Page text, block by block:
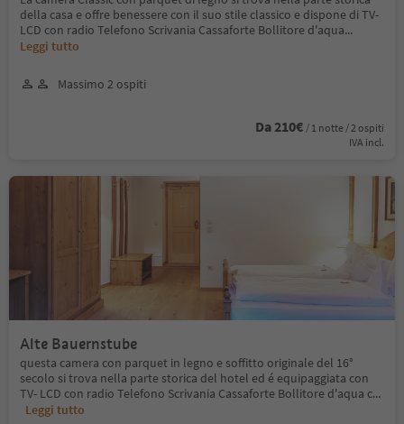
della casa e offre benessere con il suo stile classico e dispone di TV-
LCD con radio Telefono Scrivania Cassaforte Bollitore d'aqua...
Leggi tutto
Massimo 2 ospiti
Da 210€ / 1 notte / 2 ospiti
IVA incl.
Alte Bauernstube
questa camera con parquet in legno e soffitto originale del 16°
secolo si trova nella parte storica del hotel ed é equipaggiata con
TV- LCD con radio Telefono Scrivania Cassaforte Bollitore d'aqua c...
Leggi tutto